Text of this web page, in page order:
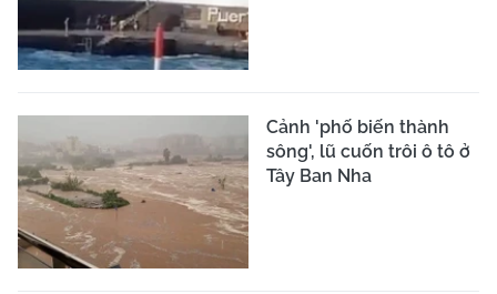
Cảnh 'phố biến thành
sông', lũ cuốn trôi ô tô ở
Tây Ban Nha